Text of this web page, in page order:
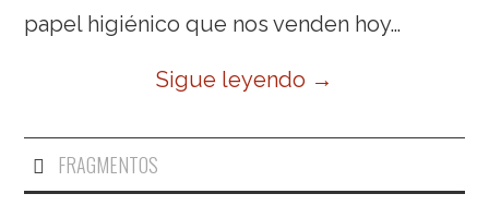
papel higiénico que nos venden hoy…
Sigue leyendo →
FRAGMENTOS